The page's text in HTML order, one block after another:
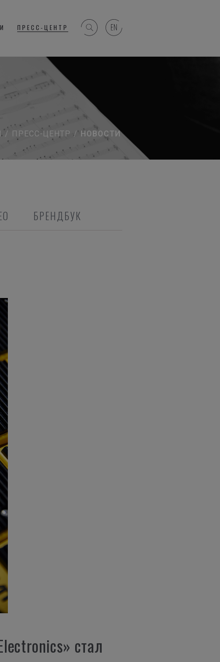
ПРЕСС-ЦЕНТР
/ ПРЕСС-ЦЕНТР / НОВОСТИ
БРЕНДБУК
стал